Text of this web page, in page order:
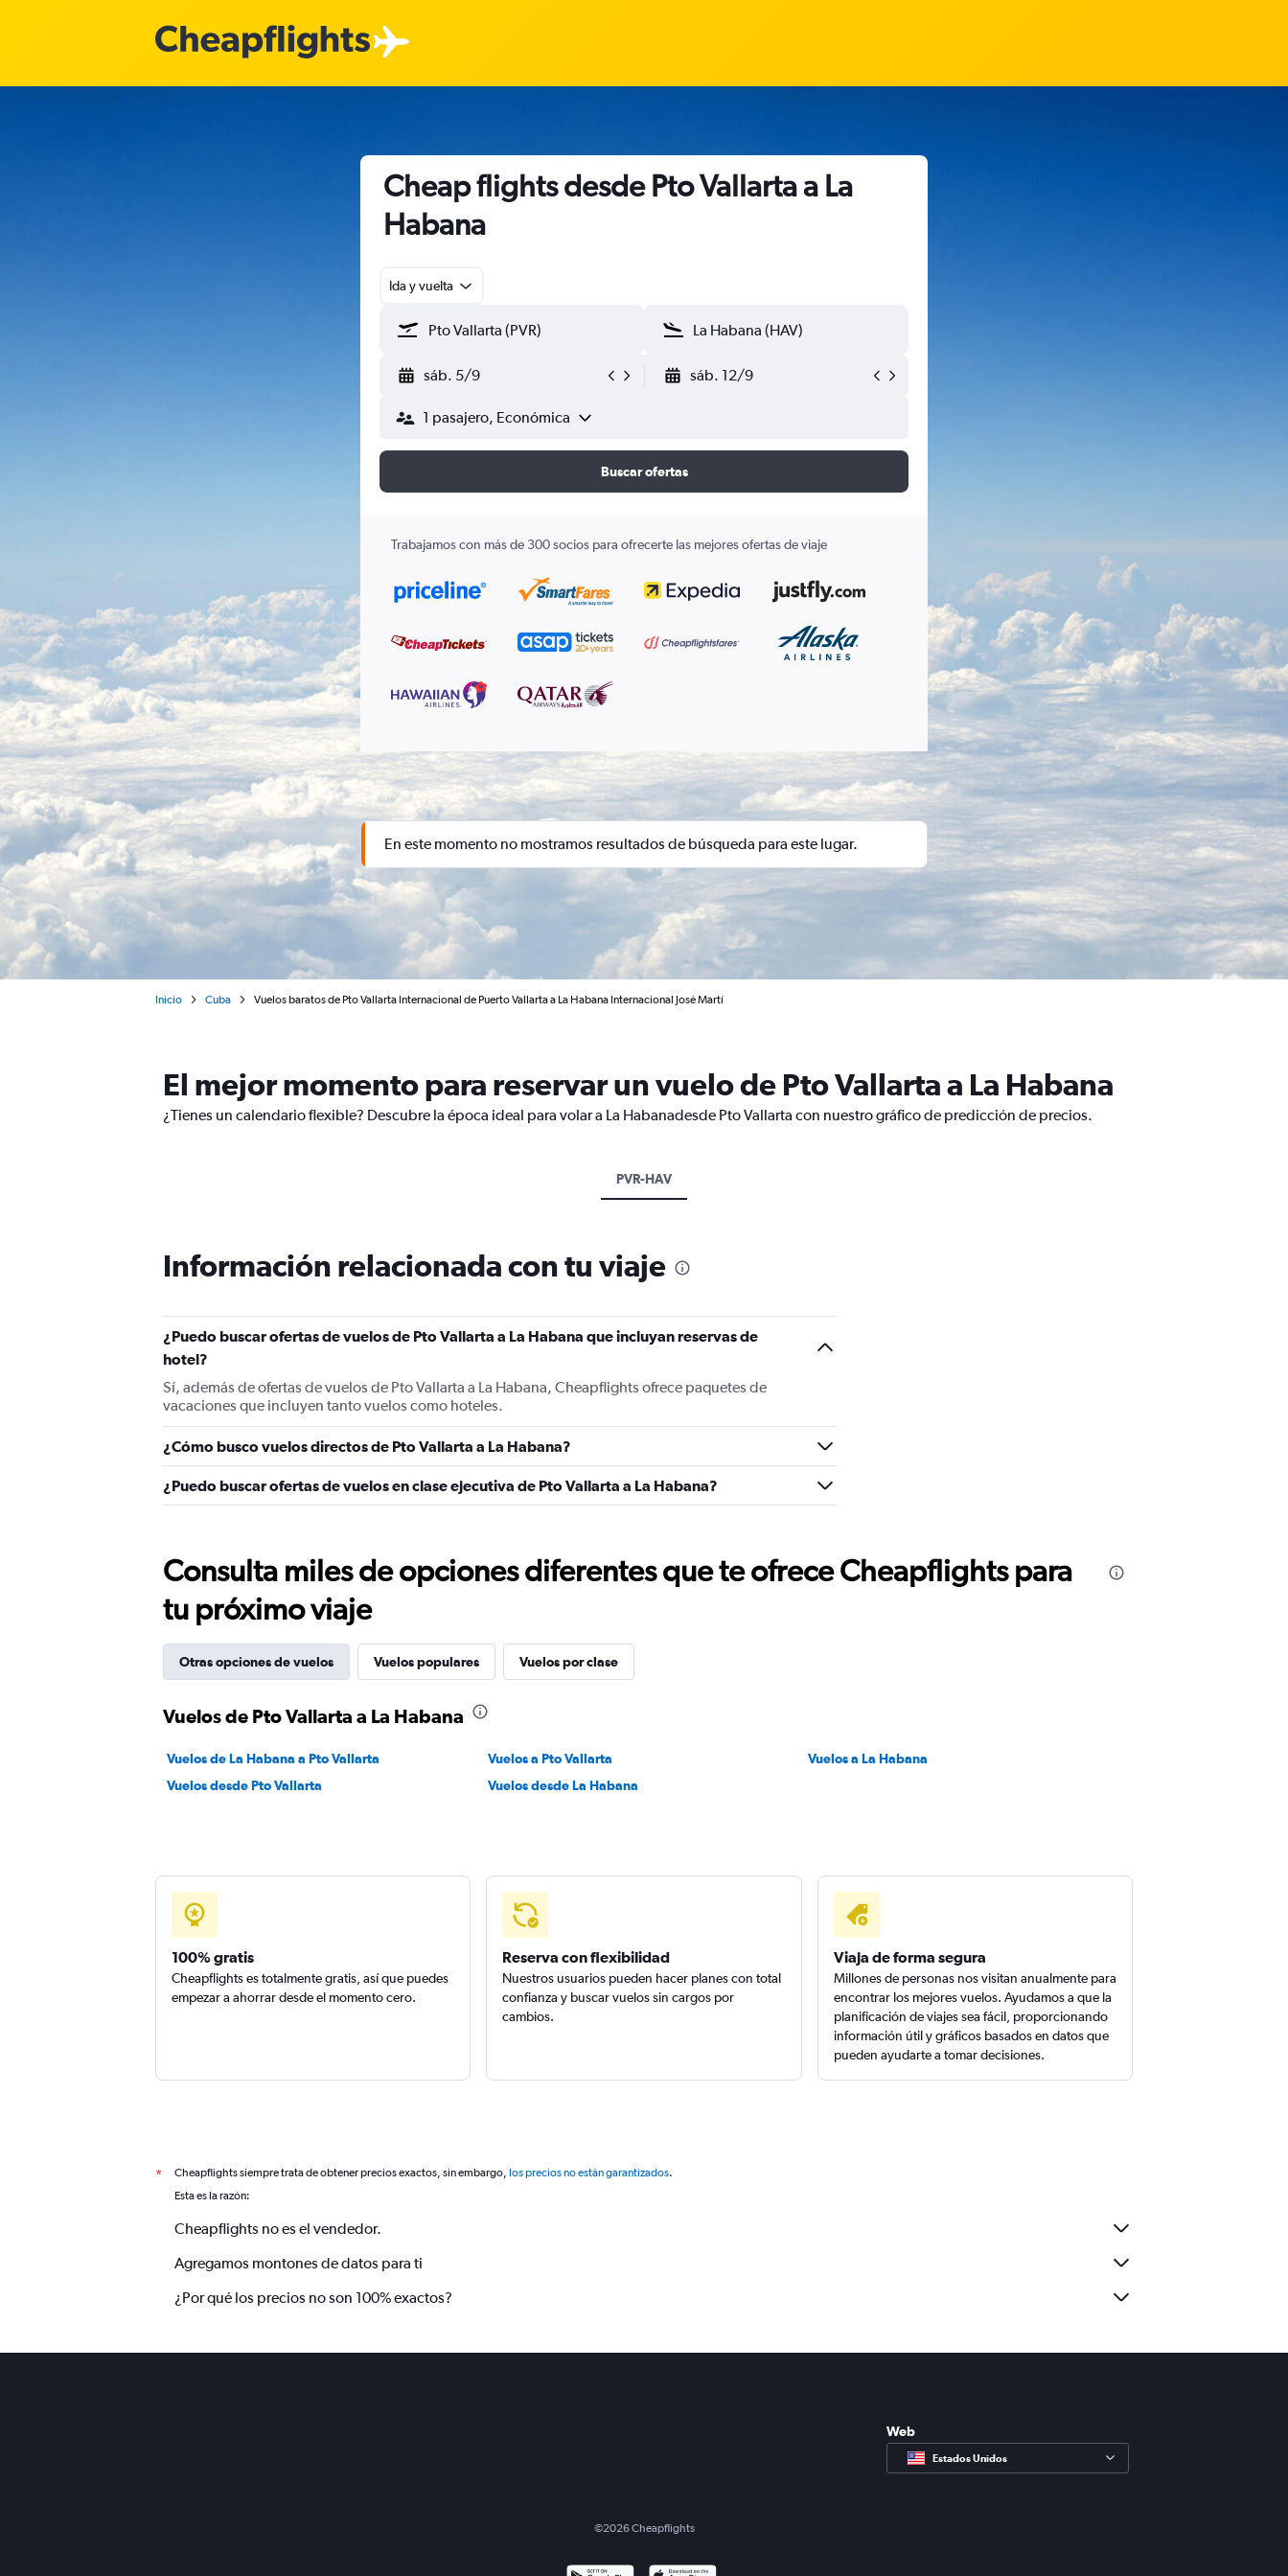
Cheap flights desde Pto Vallarta a La
Habana
Ida y vuelta
sáb. 5/9 sáb. 12/9
1 pasajero, Económica
Buscar ofertas
Trabajamos con más de 300 socios para ofrecerte las mejores ofertas de viaje
En este momento no mostramos resultados de búsqueda para este lugar.
Inicio Cuba Vuelos baratos de Pto Vallarta Internacional de Puerto Vallarta a La Habana Internacional José Martí
El mejor momento para reservar un vuelo de Pto Vallarta a La Habana
¿Tienes un calendario flexible? Descubre la época ideal para volar a La Habanadesde Pto Vallarta con nuestro gráfico de predicción de precios.
PVR-HAV
Información relacionada con tu viaje
¿Puedo buscar ofertas de vuelos de Pto Vallarta a La Habana que incluyan reservas de
hotel?
Sí, además de ofertas de vuelos de Pto Vallarta a La Habana, Cheapflights ofrece paquetes de
vacaciones que incluyen tanto vuelos como hoteles.
¿Cómo busco vuelos directos de Pto Vallarta a La Habana?
¿Puedo buscar ofertas de vuelos en clase ejecutiva de Pto Vallarta a La Habana?
Consulta miles de opciones diferentes que te ofrece Cheapflights para
tu próximo viaje
Otras opciones de vuelos Vuelos populares Vuelos por clase
Vuelos de Pto Vallarta a La Habana
Vuelos de La Habana a Pto Vallarta Vuelos a Pto Vallarta
Vuelos a La Habana
Vuelos desde Pto Vallarta
Vuelos desde La Habana
100% gratis
Cheapflights es totalmente gratis, así que puedes
empezar a ahorrar desde el momento cero.
Reserva con flexibilidad
Nuestros usuarios pueden hacer planes con total
confianza y buscar vuelos sin cargos por
cambios.
Viaja de forma segura
Millones de personas nos visitan anualmente para
encontrar los mejores vuelos. Ayudamos a que la
planificación de viajes sea fácil, proporcionando
información útil y gráficos basados en datos que
pueden ayudarte a tomar decisiones.
* Cheapflights siempre trata de obtener precios exactos, sin embargo, los precios no están garantizados.
Esta es la razón:
Cheapflights no es el vendedor.
Agregamos montones de datos para ti
¿Por qué los precios no son 100% exactos?
Web
Estados Unidos
©2026Cheapflights